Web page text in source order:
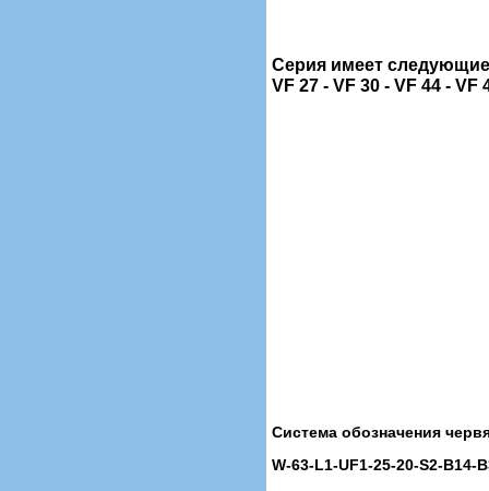
Серия имеет
VF 27 - VF 30 - VF 44 - VF
Система обозначения
W-63-L1-UF1-25-20-S2-B14-